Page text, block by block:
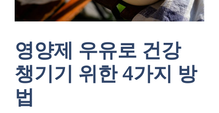
영양제 우유로 건강
챙기기 위한 4가지 방
법